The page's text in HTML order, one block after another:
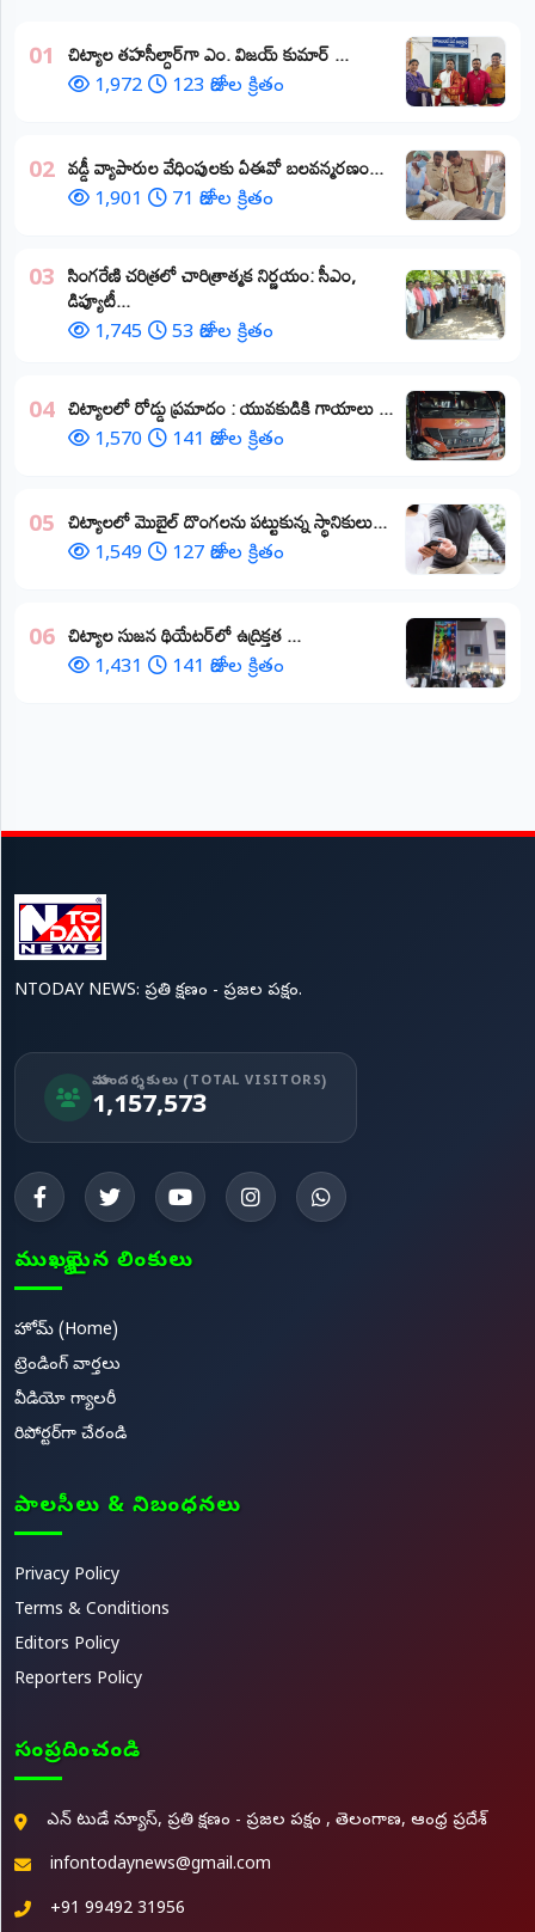
01 ​చిట్యాల తహసీల్దార్‌గా ఎం. విజయ్ కుమార్ ...
1,972 123 రోజుల క్రితం
02 వడ్డీ వ్యాపారుల వేధింపులకు ఏఈవో బలవన్మరణం...
1,901 71 రోజుల క్రితం
03 ​సింగరేణి చరిత్రలో చారిత్రాత్మక నిర్ణయం: సీఎం,
డిప్యూటీ...
1,745 53 రోజుల క్రితం
04 చిట్యాలలో రోడ్డు ప్రమాదం : యువకుడికి గాయాలు ​...
1,570 141 రోజుల క్రితం
05 చిట్యాలలో మొబైల్ దొంగలను పట్టుకున్న స్థానికులు...
1,549 127 రోజుల క్రితం
06 చిట్యాల సుజన థియేటర్‌లో ఉద్రిక్తత ...
1,431 141 రోజుల క్రితం
NTODAY NEWS: ప్రతి క్షణం - ప్రజల పక్షం.
మా సందర్శకులు (TOTAL VISITORS)
1,157,573
ముఖ్యమైన లింకులు
హోమ్ (Home)
ట్రెండింగ్ వార్తలు
వీడియో గ్యాలరీ
రిపోర్టర్‌గా చేరండి
పాలసీలు & నిబంధనలు
Privacy Policy
Terms & Conditions
Editors Policy
Reporters Policy
సంప్రదించండి
ఎన్ టుడే న్యూస్, ప్రతి క్షణం - ప్రజల పక్షం , తెలంగాణ, ఆంధ్ర ప్రదేశ్
infontodaynews@gmail.com
+91 99492 31956